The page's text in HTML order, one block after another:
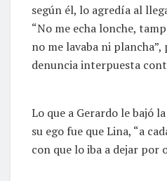
según él, lo agredía al
“No me echa lonche,
no me lavaba ni
denuncia interpuesta
Lo que a Gerardo le bajó
su ego fue que Lina, “a
con que lo iba a dejar por